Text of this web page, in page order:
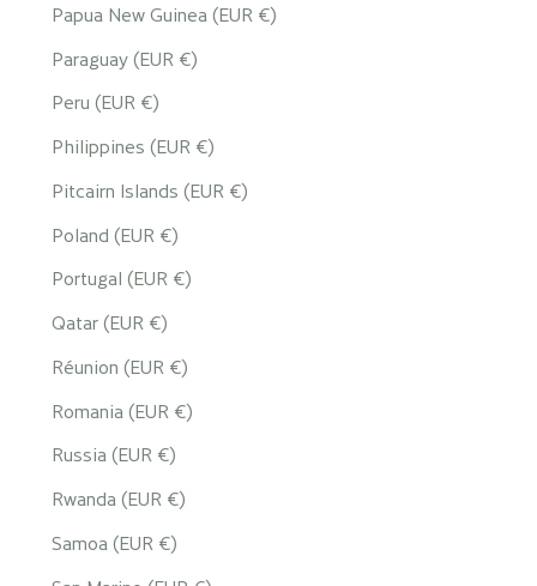
Papua New Guinea (EUR €)
Paraguay (EUR €)
Peru (EUR €)
Philippines (EUR €)
Pitcairn Islands (EUR €)
Poland (EUR €)
Portugal (EUR €)
Qatar (EUR €)
Réunion (EUR €)
Romania (EUR €)
Russia (EUR €)
Rwanda (EUR €)
Samoa (EUR €)